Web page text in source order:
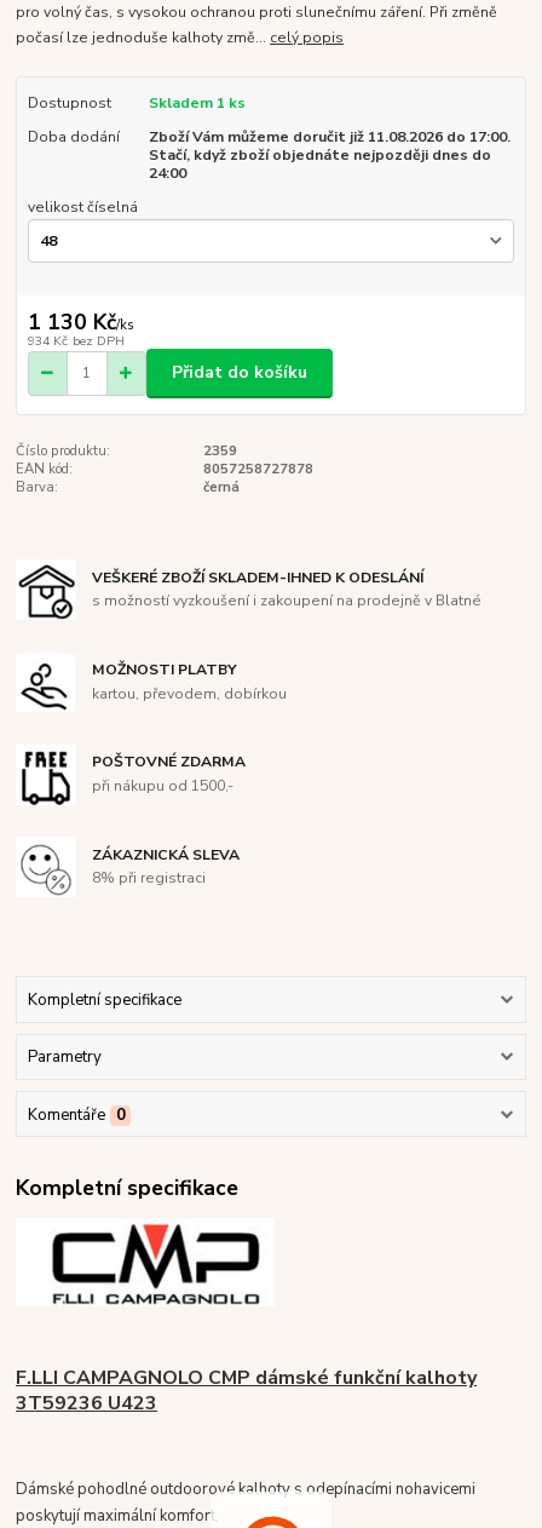
pro volný čas, s vysokou ochranou proti slunečnímu záření. Při změně
počasí lze jednoduše kalhoty změ... celý popis
Dostupnost
Skladem 1 ks
Doba dodání
Zboží Vám můžeme doručit již 11.08.2026 do 17:00.
Stačí, když zboží objednáte nejpozději dnes do
24:00
velikost číselná
1 130 Kč/ks
934 Kč bez DPH
Přidat do košíku
Číslo produktu:
2359
EAN kód:
8057258727878
Barva:
černá
VEŠKERÉ ZBOŽÍ SKLADEM-IHNED K ODESLÁNÍ
s možností vyzkoušení i zakoupení na prodejně v Blatné
MOŽNOSTI PLATBY
kartou, převodem, dobírkou
POŠTOVNÉ ZDARMA
při nákupu od 1500,-
ZÁKAZNICKÁ SLEVA
8% při registraci
Kompletní specifikace
Parametry
Komentáře 0
Kompletní specifikace
F.LLI CAMPAGNOLO CMP dámské funkční kalhoty
3T59236 U423
Dámské pohodlné outdoorové kalhoty s odepínacími nohavicemi
poskytují maximální komfort,